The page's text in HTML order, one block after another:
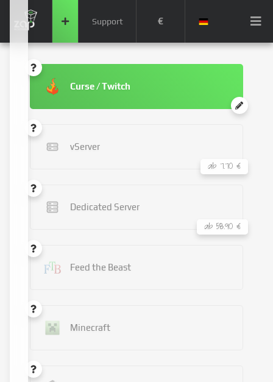
Support €
Curse / Twitch
vServer
ab 7.70 €
Dedicated Server
ab 58.90 €
Feed the Beast
Minecraft